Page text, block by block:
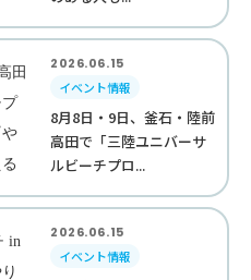
2026.06.15
イベント情報
8月8日・9日、釜石・陸前
高田で「三陸ユニバーサ
ルビーチプロ...
2026.06.15
イベント情報